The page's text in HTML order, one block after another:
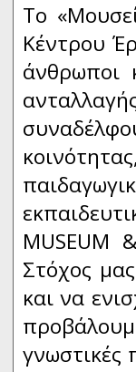
To
Κέντρου
άνθρωποι
MUSEUM
Στόχος
και να
γνωστικές